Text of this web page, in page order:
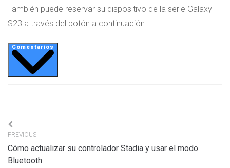
También puede reservar su dispositivo de la serie Galaxy
S23 a través del botón a continuación.
Comentarios
Navigation
de
l’article
PREVIOUS
Cómo actualizar su controlador Stadia y usar el modo
Bluetooth